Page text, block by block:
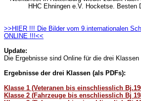
HHC Ehningen e.V. Hocketse. Besten
>>HIER !!! Die Bilder vom 9.internationalen
ONLINE !!!<<
Update:
Die Ergebnisse sind Online für die drei Klassen
Ergebnisse der drei Klassen (als PDFs):
Klasse 1 (Veteranen bis einschliesslich
Klasse 2 (Fahrzeuge bis enschliesslich Bj